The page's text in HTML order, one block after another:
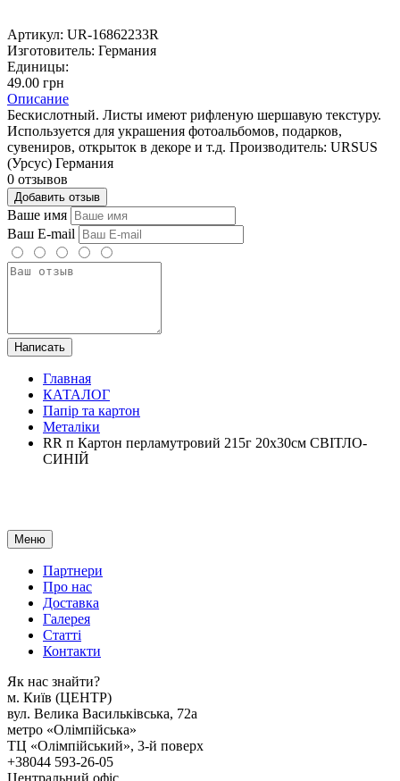
Артикул: UR-16862233R
Изготовитель: Германия
Единицы:
49.00 грн
Описание
Бескислотный. Листы имеют рифленую шершавую текстуру.
Используется для украшения фотоальбомов, подарков,
сувениров, открыток в декоре и т.д. Производитель: URSUS
(Урсус) Германия
0 отзывов
Добавить отзыв
Ваше имя
Ваш E-mail
Написать
Главная
КАТАЛОГ
Папір та картон
Металіки
RR п Картон перламутровий 215г 20х30см СВІТЛО-
СИНІЙ
Меню
Партнери
Про нас
Доставка
Галерея
Статтi
Контакти
Як наc знайти?
м. Киïв (ЦЕНТР)
вул. Велика Васильківська, 72а
метро «Олімпійська»
ТЦ «Олімпійський», 3-й поверх
+38044 593-26-05
Центральний офіс